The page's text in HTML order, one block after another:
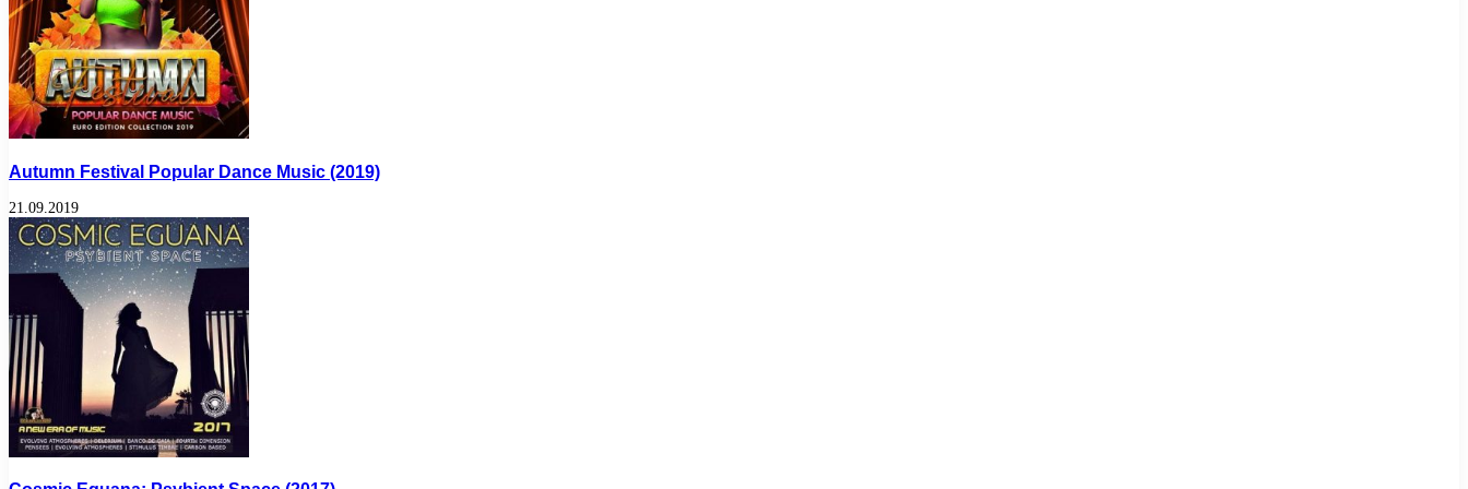
Autumn Festival Popular Dance Music (2019)
21.09.2019